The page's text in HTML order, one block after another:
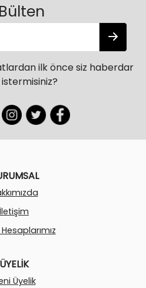
ilk önce siz haberdar
İletişim
ÜYELİK
Üyelik